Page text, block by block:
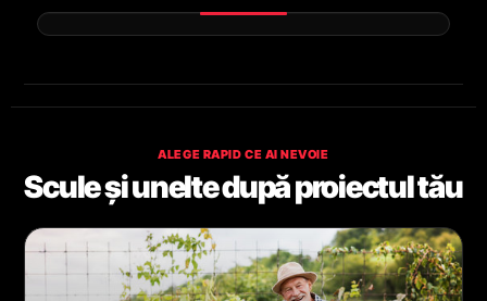
ALEGE RAPID CE AI NEVOIE
Scule și unelte după proiectul tău